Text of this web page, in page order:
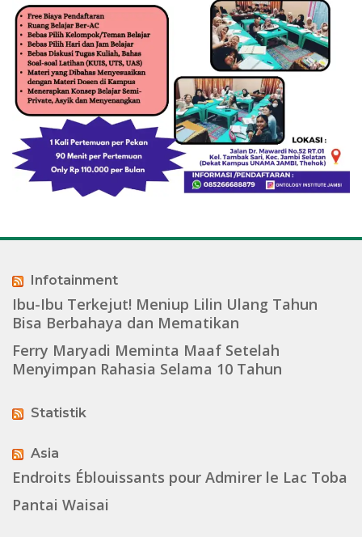
Infotainment
Ibu-Ibu Terkejut! Meniup Lilin Ulang Tahun
Bisa Berbahaya dan Mematikan
Ferry Maryadi Meminta Maaf Setelah
Menyimpan Rahasia Selama 10 Tahun
Statistik
Asia
Endroits Éblouissants pour Admirer le Lac Toba
Pantai Waisai